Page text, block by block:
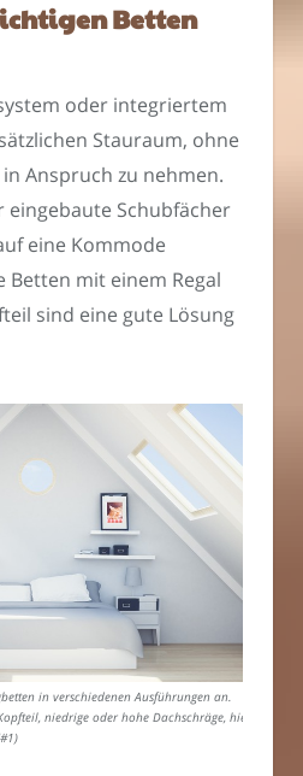
Betten
oder integriertem
Stauraum, ohne
Anspruch zu nehmen.
eingebaute Schubfächer
eine Kommode
Betten mit einem Regal
sind eine gute Lösung
in verschiedenen Ausführungen an.
niedrige oder hohe Dachschräge, hier